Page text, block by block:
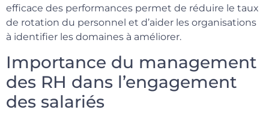
efficace des performances permet de réduire le taux
de rotation du personnel et d’aider les organisations
à identifier les domaines à améliorer.
Importance du management
des RH dans l’engagement
des salariés